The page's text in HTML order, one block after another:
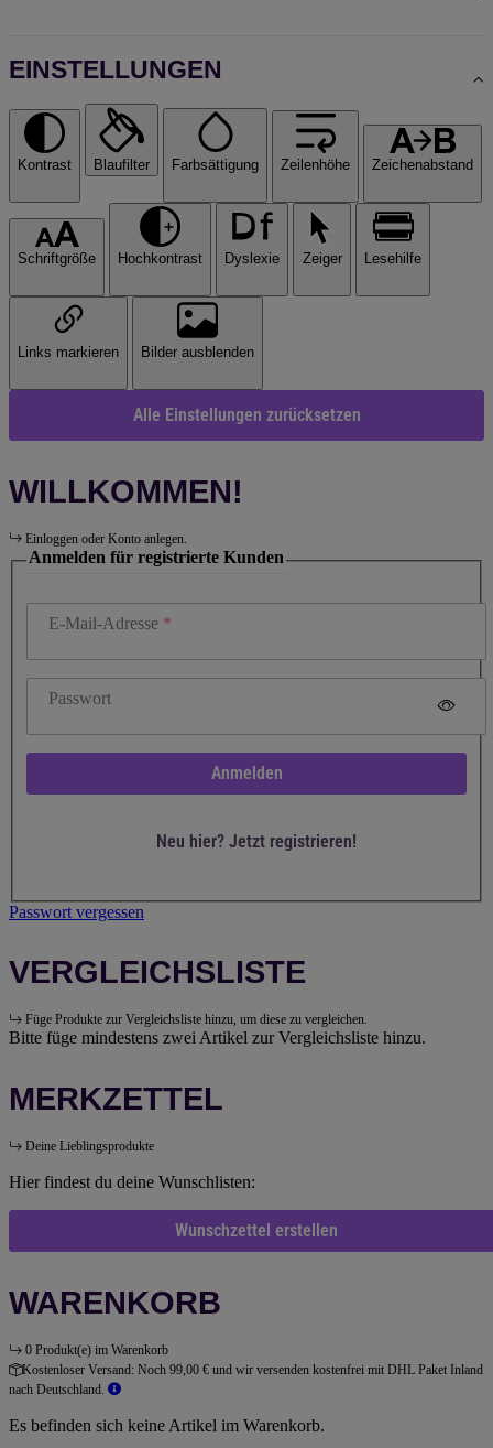
EINSTELLUNGEN
Kontrast Blaufilter Farbsättigung Zeilenhöhe Zeichenabstand
Schriftgröße Hochkontrast Dyslexie Zeiger Lesehilfe
Links markieren Bilder ausblenden
Alle Einstellungen zurücksetzen
WILLKOMMEN!
Einloggen oder Konto anlegen.
Anmelden für registrierte Kunden
E-Mail-Adresse
Passwort
Anmelden
Neu hier? Jetzt registrieren!
Passwort vergessen
VERGLEICHSLISTE
Füge Produkte zur Vergleichsliste hinzu, um diese zu vergleichen.
Bitte füge mindestens zwei Artikel zur Vergleichsliste hinzu.
MERKZETTEL
Deine Lieblingsprodukte
Hier findest du deine Wunschlisten:
Wunschzettel erstellen
WARENKORB
0 Produkt(e) im Warenkorb
Kostenloser Versand: Noch 99,00 € und wir versenden kostenfrei mit DHL Paket Inland
nach Deutschland.
Es befinden sich keine Artikel im Warenkorb.